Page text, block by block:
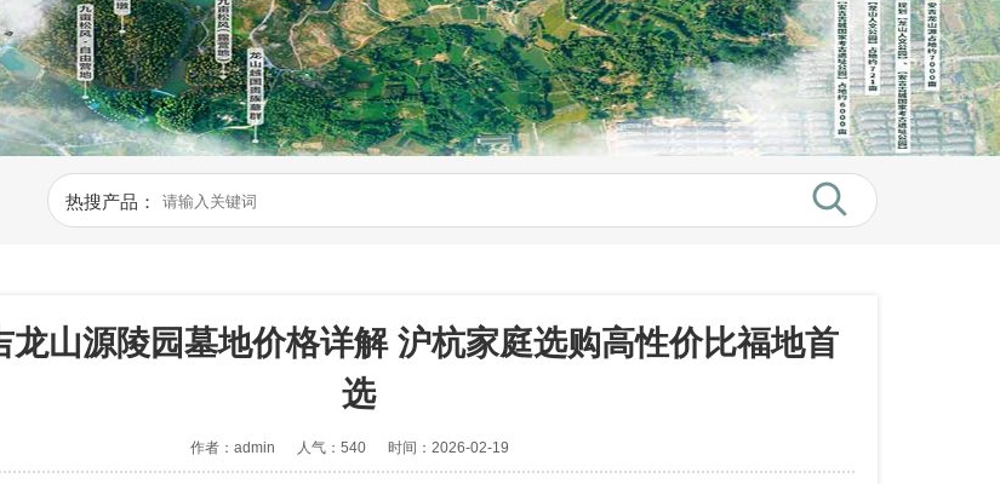
热搜产品：
龙山源陵园墓地价格详解 沪杭家庭选购高性价比福地首
选
作者：admin 人气：540 时间：2026-02-19